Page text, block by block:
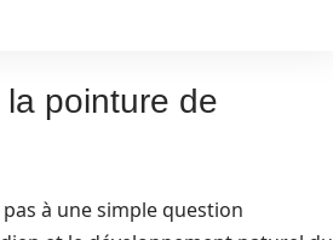
pointure de
à une simple question